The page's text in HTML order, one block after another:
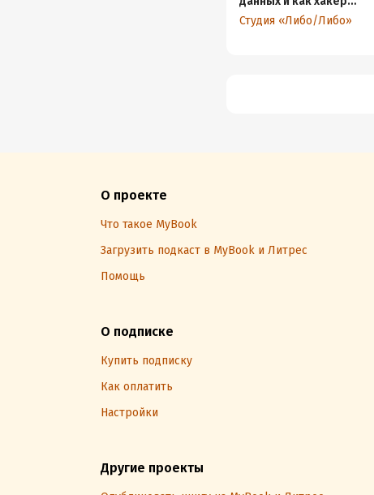
сделал базу данных для
выборов президента РФ
Студия «Либо/Либо»
О проекте
Что такое MyBook
Загрузить подкаст в MyBook и Литрес
Помощь
О подписке
Купить подписку
Как оплатить
Настройки
Другие проекты